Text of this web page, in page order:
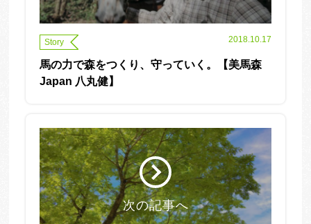
Story 2018.10.17
馬の力で森をつくり、守っていく。【美馬森
Japan 八丸健】
次の記事へ